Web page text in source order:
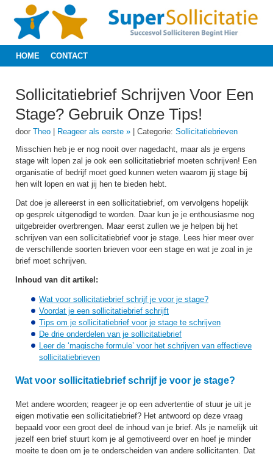
HOME CONTACT
Sollicitatiebrief Schrijven Voor Een
Stage? Gebruik Onze Tips!
door Theo Reageer als eerste » Categorie: Sollicitatiebrieven
Misschien heb je er nog nooit over nagedacht, maar als je ergens
stage wilt lopen zal je ook een sollicitatiebrief moeten schrijven! Een
organisatie of bedrijf moet goed kunnen weten waarom jij stage bij
hen wilt lopen en wat jij hen te bieden hebt.
Dat doe je allereerst in een sollicitatiebrief, om vervolgens hopelijk
op gesprek uitgenodigd te worden. Daar kun je je enthousiasme nog
uitgebreider overbrengen. Maar eerst zullen we je helpen bij het
schrijven van een sollicitatiebrief voor je stage. Lees hier meer over
de verschillende soorten brieven voor een stage en wat je zoal in je
brief moet schrijven.
Inhoud van dit artikel:
Wat voor sollicitatiebrief schrijf je voor je stage?
Voordat je een sollicitatiebrief schrijft
Tips om je sollicitatiebrief voor je stage te schrijven
De drie onderdelen van je sollicitatiebrief
Leer de ‘magische formule’ voor het schrijven van effectieve
sollicitatiebrieven
Wat voor sollicitatiebrief schrijf je voor je stage?
Met andere woorden; reageer je op een advertentie of stuur je uit je
eigen motivatie een sollicitatiebrief? Het antwoord op deze vraag
bepaald voor een groot deel de inhoud van je brief. Als je namelijk uit
jezelf een brief stuurt kom je al gemotiveerd over en hoef je minder
moeite te doen om je te onderscheiden van andere sollicitanten. Dat